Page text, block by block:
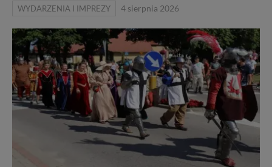
WYDARZENIA I IMPREZY 4 sierpnia 2026